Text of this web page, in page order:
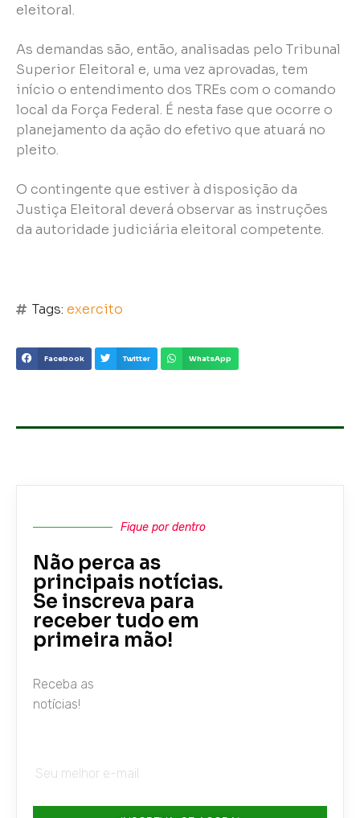
eleitoral.
As demandas são, então, analisadas pelo Tribunal
Superior Eleitoral e, uma vez aprovadas, tem
início o entendimento dos TREs com o comando
local da Força Federal. É nesta fase que ocorre o
planejamento da ação do efetivo que atuará no
pleito.
O contingente que estiver à disposição da
Justiça Eleitoral deverá observar as instruções
da autoridade judiciária eleitoral competente.
Tags: exercito
Facebook Twitter WhatsApp
Fique por dentro
Não perca as
principais notícias.
Se inscreva para
receber tudo em
primeira mão!
Receba as
notícias!